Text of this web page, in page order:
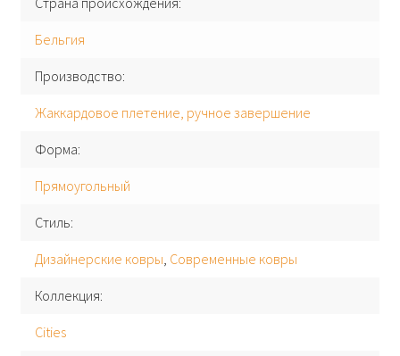
Space
Бельгия
Производство
Жаккардовое плетение, ручное завершение
Форма
Прямоугольный
Стиль
Дизайнерские ковры, Современные ковры
Коллекция
Cities